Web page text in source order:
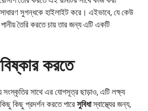
সুগন্ধকে হাইলাইট করে। এইভাবে, যে কেউ
তৈরি করতে চায় তার জন্য এটি একটি
করতে
সংস্কৃতির সাথে এর যোগসূত্র ছাড়াও, এটি লক্ষ্য
কিছু প্রদর্শন করতে পারে সুবিধাস্বাস্থ্যের জন্য,